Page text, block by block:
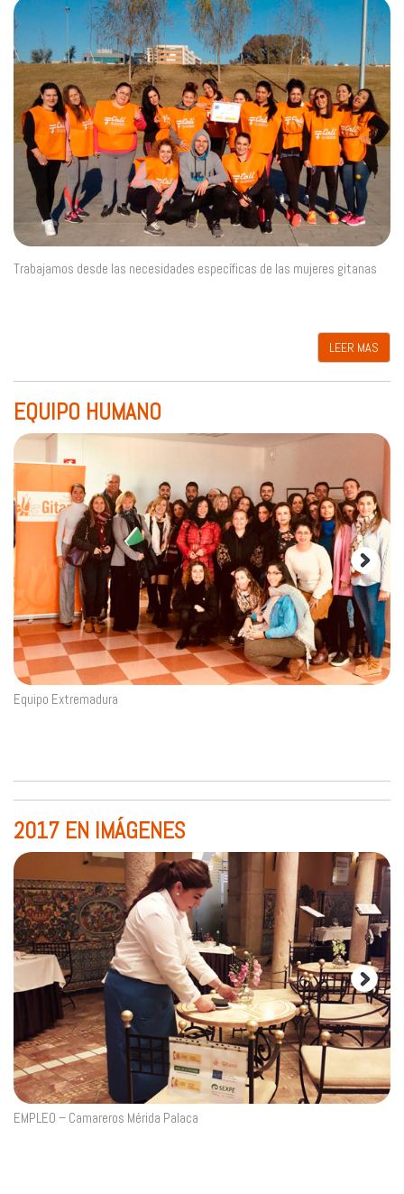
Trabajamos desde las necesidades específicas de las mujeres gitanas
LEER MAS
EQUIPO HUMANO
Equipo Extremadura
2017 EN IMÁGENES
EMPLEO – Camareros Mérida Palaca